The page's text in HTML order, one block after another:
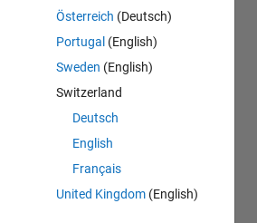
Österreich (Deutsch)
Portugal (English)
Sweden (English)
Switzerland
Deutsch
English
Français
United Kingdom (English)